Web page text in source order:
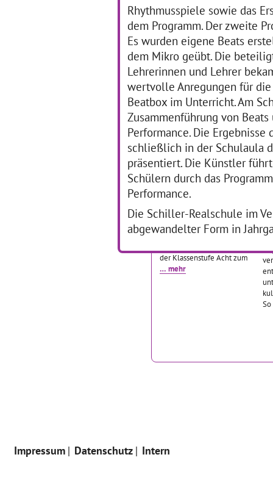
Rhythmusspiele sowie das
dem Programm. Der zweite
Es wurden eigene Beats
dem Mikro geübt. Die
Lehrerinnen und Lehrer
wertvolle Anregungen für
Beatbox im Unterricht. Am
Zusammenführung von
Performance. Die
schließlich in der Schulaula
präsentiert. Die Künstler
Schülern durch das
Performance.
Die Schiller-Realschule im
abgewandelter Form in
Im Rahmen des
mehrjährigen,
fächerübergreifenden
Projekts „Kulturdetektive“ an
der Hardt-Schule in
Schwäbisch Gmünd lernen
die Schülerinnen und
Schüler der Klassenstufen
Eins bis Vier… mehr
an
im
in
Literatur trifft Pop
30.01.2017–01.02.2017
An der Tulla Realschule
Mannheim gibt es bereits
Thementage Musik. In
diesem Jahr nun fand ein
dreitägiger Workshop mit
der Klassenstufe Acht zum
… mehr
Impressum Datenschutz Intern